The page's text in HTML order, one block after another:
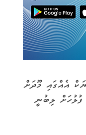
އެއްގައި މޫދަށް
ފުލުހަށް ލިބުނީ